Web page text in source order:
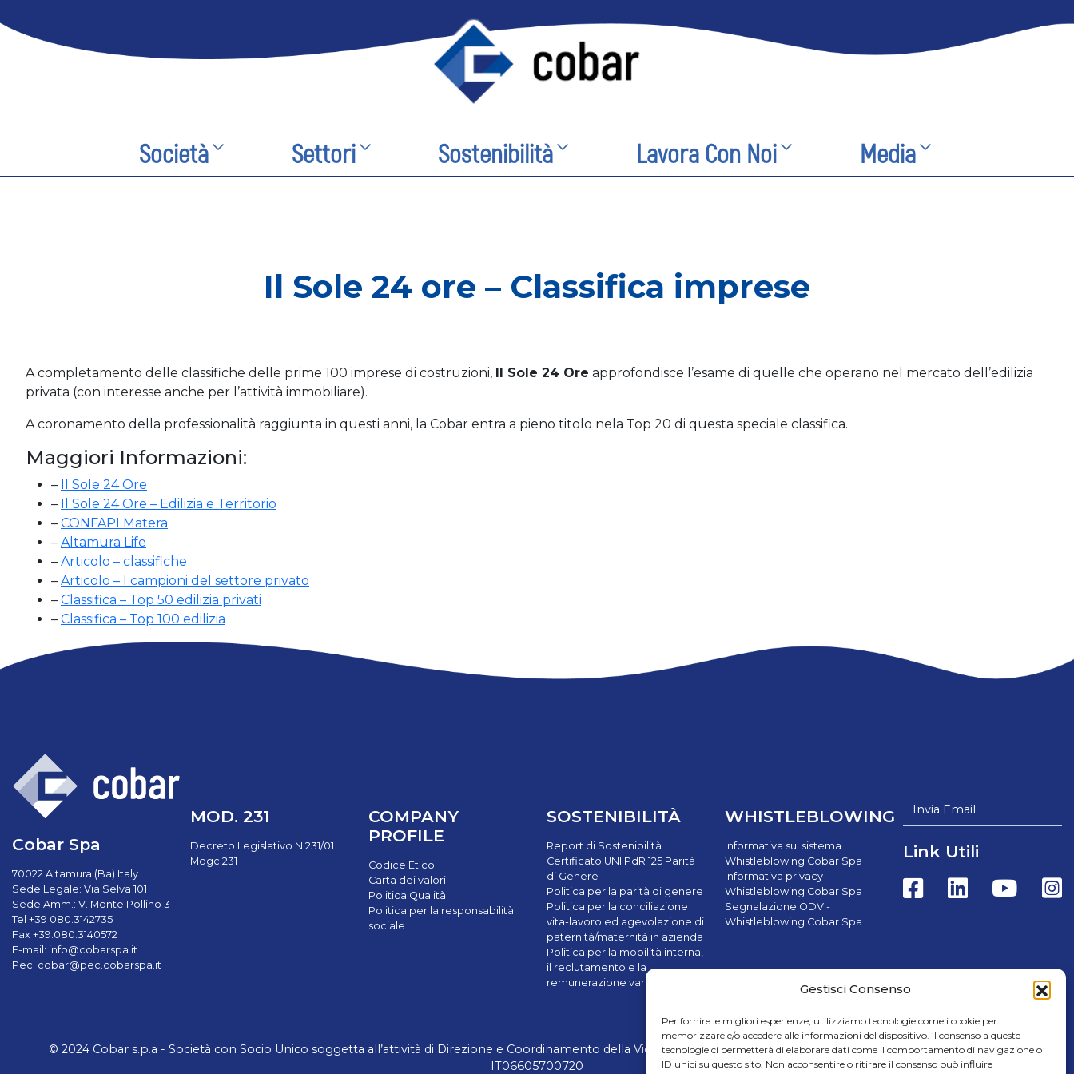
Gestisci Consenso
Per fornire le migliori esperienze, utilizziamo tecnologie come i cookie per
memorizzare e/o accedere alle informazioni del dispositivo. Il consenso a queste
tecnologie ci permetterà di elaborare dati come il comportamento di navigazione o
ID unici su questo sito. Non acconsentire o ritirare il consenso può influire
Società Settori Sostenibilità Lavora Con Noi Media
Il Sole 24 ore – Classifica imprese
A completamento delle classifiche delle prime 100 imprese di costruzioni, Il Sole 24 Ore approfondisce l’esame di quelle che operano nel mercato dell’edilizia
privata (con interesse anche per l’attività immobiliare).
A coronamento della professionalità raggiunta in questi anni, la Cobar entra a pieno titolo nela Top 20 di questa speciale classifica.
Maggiori Informazioni:
– Il Sole 24 Ore
– Il Sole 24 Ore – Edilizia e Territorio
– CONFAPI Matera
– Altamura Life
– Articolo – classifiche
– Articolo – I campioni del settore privato
– Classifica – Top 50 edilizia privati
– Classifica – Top 100 edilizia
Cobar Spa
70022 Altamura (Ba) Italy
Sede Legale: Via Selva 101
Sede Amm.: V. Monte Pollino 3
Tel +39 080.3142735
Fax +39.080.3140572
E-mail: info@cobarspa.it
Pec: cobar@pec.cobarspa.it
MOD. 231
Decreto Legislativo N.231/01
Mogc 231
COMPANY
PROFILE
Codice Etico
Carta dei valori
Politica Qualità
Politica per la responsabilità
sociale
SOSTENIBILITÀ
Report di Sostenibilità
Certificato UNI PdR 125 Parità
di Genere
Politica per la parità di genere
Politica per la conciliazione
vita-lavoro ed agevolazione di
paternità/maternità in azienda
Politica per la mobilità interna,
il reclutamento e la
remunerazione variabile
WHISTLEBLOWING
Informativa sul sistema
Whistleblowing Cobar Spa
Informativa privacy
Whistleblowing Cobar Spa
Segnalazione ODV -
Whistleblowing Cobar Spa
Invia Email
Link Utili
© 2024 Cobar s.p.a - Società con Socio Unico soggetta all’attività di Direzione e Coordinamento della Victus Horizon Srl - Credits Cap.Soc. € 8.000.000,00 i.v. | C.F. e P.IVA
IT06605700720